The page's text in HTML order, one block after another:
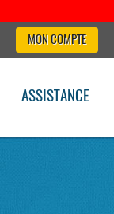
MON COMPTE
ASSISTANCE